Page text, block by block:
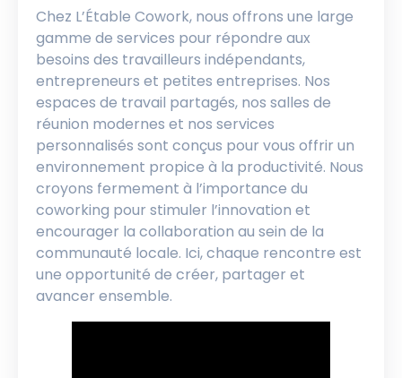
Chez L’Étable Cowork, nous offrons une large
gamme de services pour répondre aux
besoins des travailleurs indépendants,
entrepreneurs et petites entreprises. Nos
espaces de travail partagés, nos salles de
réunion modernes et nos services
personnalisés sont conçus pour vous offrir un
environnement propice à la productivité. Nous
croyons fermement à l’importance du
coworking pour stimuler l’innovation et
encourager la collaboration au sein de la
communauté locale. Ici, chaque rencontre est
une opportunité de créer, partager et
avancer ensemble.